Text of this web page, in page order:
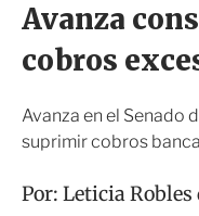
Avanza
cobros
Avanza en el Senado
suprimir cobros
Por: Leticia Robles